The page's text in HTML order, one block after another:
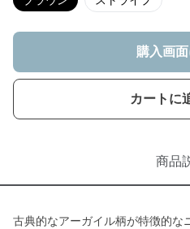
購入画
カートに
商品
古典的なアーガイル柄が特徴的な